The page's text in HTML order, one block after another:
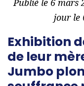
Publié le 6 mars
jour le
Exhibition
de leur
Jumbo